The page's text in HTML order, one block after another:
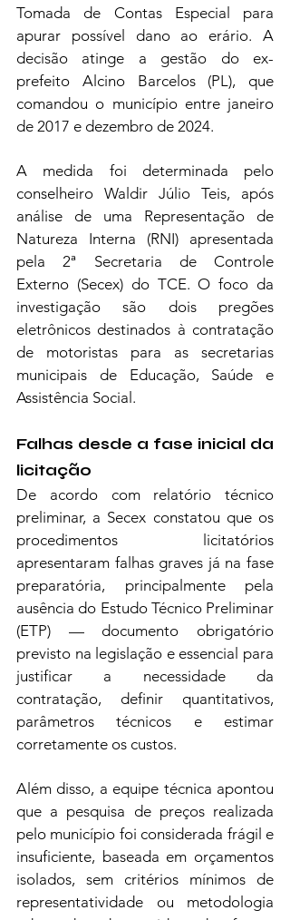
Tomada de Contas Especial para
apurar possível dano ao erário. A
decisão atinge a gestão do ex-
prefeito Alcino Barcelos (PL), que
comandou o município entre janeiro
de 2017 e dezembro de 2024.
A medida foi determinada pelo
conselheiro Waldir Júlio Teis, após
análise de uma Representação de
Natureza Interna (RNI) apresentada
pela 2ª Secretaria de Controle
Externo (Secex) do TCE. O foco da
investigação são dois pregões
eletrônicos destinados à contratação
de motoristas para as secretarias
municipais de Educação, Saúde e
Assistência Social.
Falhas desde a fase inicial da
licitação
De acordo com relatório técnico
preliminar, a Secex constatou que os
procedimentos licitatórios
apresentaram falhas graves já na fase
preparatória, principalmente pela
ausência do Estudo Técnico Preliminar
(ETP) — documento obrigatório
previsto na legislação e essencial para
justificar a necessidade da
contratação, definir quantitativos,
parâmetros técnicos e estimar
corretamente os custos.
Além disso, a equipe técnica apontou
que a pesquisa de preços realizada
pelo município foi considerada frágil e
insuficiente, baseada em orçamentos
isolados, sem critérios mínimos de
representatividade ou metodologia